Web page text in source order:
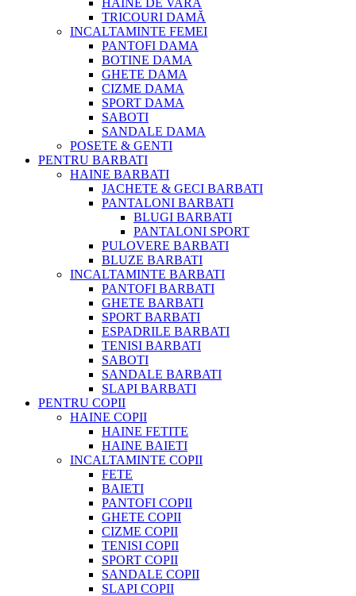
HAINE DE VARA
TRICOURI DAMĂ
INCALTAMINTE FEMEI
PANTOFI DAMA
BOTINE DAMA
GHETE DAMA
CIZME DAMA
SPORT DAMA
SABOTI
SANDALE DAMA
POSETE & GENTI
PENTRU BARBATI
HAINE BARBATI
JACHETE & GECI BARBATI
PANTALONI BARBATI
BLUGI BARBATI
PANTALONI SPORT
PULOVERE BARBATI
BLUZE BARBATI
INCALTAMINTE BARBATI
PANTOFI BARBATI
GHETE BARBATI
SPORT BARBATI
ESPADRILE BARBATI
TENISI BARBATI
SABOTI
SANDALE BARBATI
SLAPI BARBATI
PENTRU COPII
HAINE COPII
HAINE FETITE
HAINE BAIETI
INCALTAMINTE COPII
FETE
BAIETI
PANTOFI COPII
GHETE COPII
CIZME COPII
TENISI COPII
SPORT COPII
SANDALE COPII
SLAPI COPII